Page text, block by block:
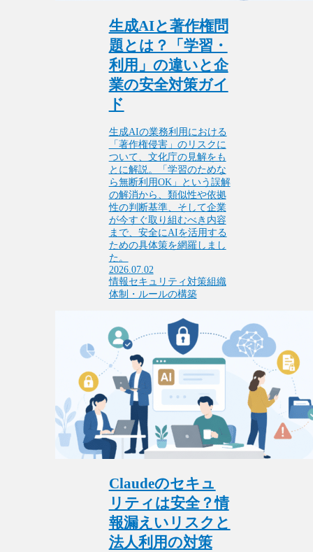
生成AIと著作権問
題とは？「学習・
利用」の違いと企
業の安全対策ガイ
ド
生成AIの業務利用における
「著作権侵害」のリスクに
ついて、文化庁の見解をも
とに解説。「学習のためな
ら無断利用OK」という誤解
の解消から、類似性や依拠
性の判断基準、そして企業
が今すぐ取り組むべき内容
まで、安全にAIを活用する
ための具体策を網羅しまし
た。
2026.07.02
情報セキュリティ対策組織
体制・ルールの構築
Claudeのセキュ
リティは安全？情
報漏えいリスクと
法人利用の対策